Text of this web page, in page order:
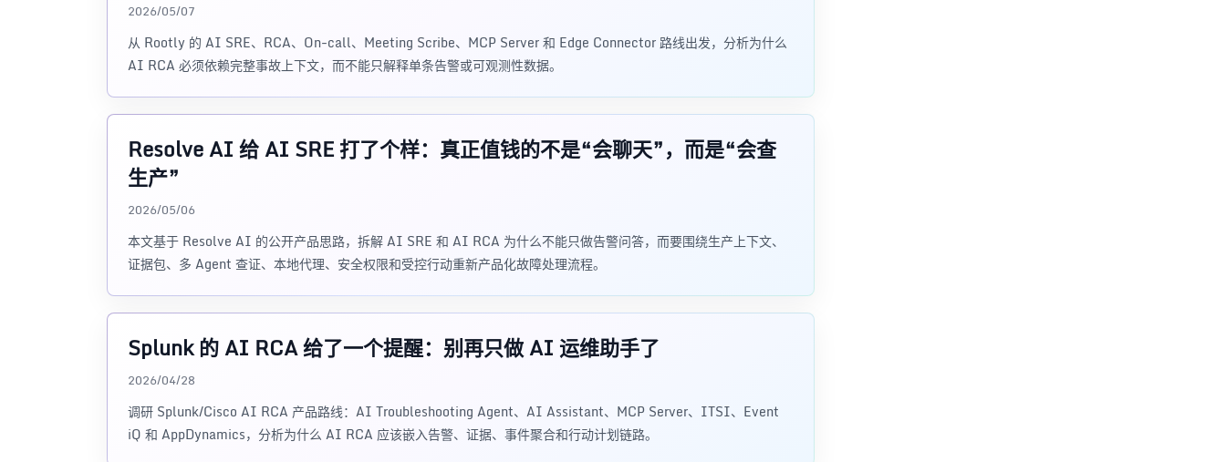
2026/05/07
从 Rootly 的 AI SRE、RCA、On-call、Meeting Scribe、MCP Server 和 Edge Connector 路线出发，分析为什么
AI RCA 必须依赖完整事故上下文，而不能只解释单条告警或可观测性数据。
Resolve AI 给 AI SRE 打了个样：真正值钱的不是“会聊天”，而是“会查
生产”
2026/05/06
本文基于 Resolve AI 的公开产品思路，拆解 AI SRE 和 AI RCA 为什么不能只做告警问答，而要围绕生产上下文、
证据包、多 Agent 查证、本地代理、安全权限和受控行动重新产品化故障处理流程。
Splunk 的 AI RCA 给了一个提醒：别再只做 AI 运维助手了
2026/04/28
调研 Splunk/Cisco AI RCA 产品路线：AI Troubleshooting Agent、AI Assistant、MCP Server、ITSI、Event
iQ 和 AppDynamics，分析为什么 AI RCA 应该嵌入告警、证据、事件聚合和行动计划链路。